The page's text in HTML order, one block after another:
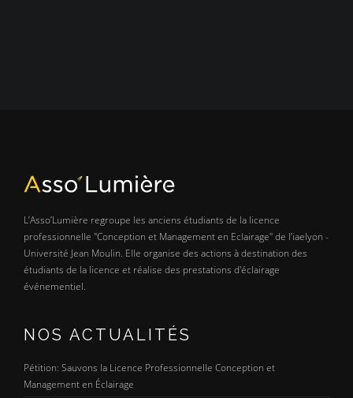
L’Asso’Lumière regroupe les anciens étudiants de la licence
professionnelle "Conception et Management en Eclairage" de l’iaelyon -
Université Jean Moulin. Elle organise des actions à destination des
étudiants de la licence et réalise des prestations d'éclairage
événementiel.
NOS ACTUALITÉS
Pétition: Sauvons la Licence Professionnelle Conception et
Management en Éclairage